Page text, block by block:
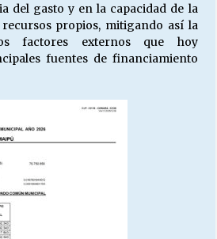
del gasto y en la capacidad de la
propios, mitigando así la
factores externos que hoy
fuentes de financiamiento